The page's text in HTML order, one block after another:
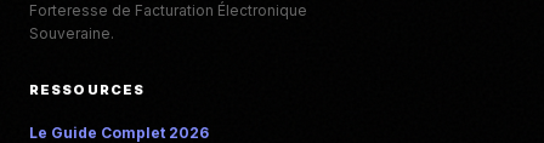
Forteresse de Facturation Électronique
Souveraine.
RESSOURCES
Le Guide Complet 2026